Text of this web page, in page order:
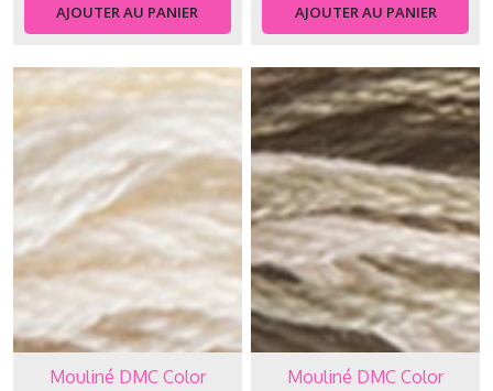
AJOUTER AU PANIER AJOUTER AU PANIER
Mouliné DMC Color
Mouliné DMC Color